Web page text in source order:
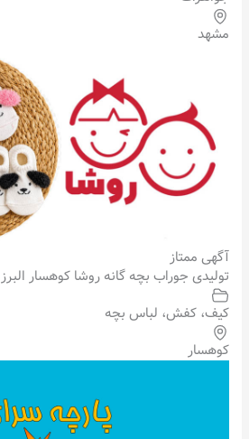
مشهد
آگهی ممتاز
تولیدی جوراب بچه گانه روشا کوهسار البرز
کیف، کفش، لباس بچه
کوهسار